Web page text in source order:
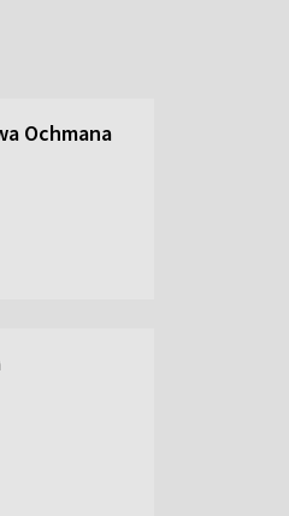
Ochmana